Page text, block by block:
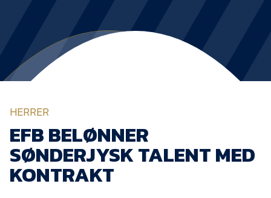
BLUE WATER
NYHEDER
Om Esbjerg fB
HERRER
EFB BELØNNER
SØNDERJYSK TALENT MED
KONTRAKT